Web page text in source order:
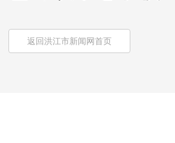
返回洪江市新闻网首页